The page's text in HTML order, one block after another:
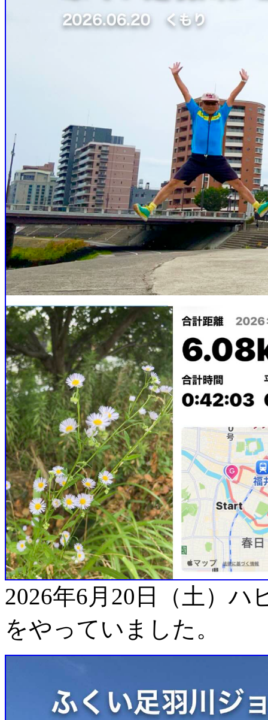
2026年6月20日（土）
をやっていました。